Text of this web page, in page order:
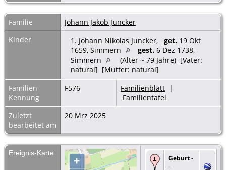
Familie
Johann Jakob Juncker
Kinder
1. Johann Nikolas Juncker, get. 19 Okt
1659, Simmern
gest. 6 Dez 1738,
Simmern
(Alter ~ 79 Jahre) [Vater:
natural] [Mutter: natural]
Familien-
Kennung
F576 Familienblatt |
Familientafel
Zuletzt
bearbeitet am
20 Mrz 2025
Ereignis-Karte
+
Geburt-
-